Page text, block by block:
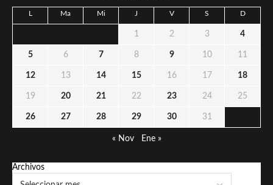
L Ma Mi J V S D
1 2 3 4
5 6 7 8 9 10 11
12 13 14 15 16 17 18
19 20 21 22 23 24 25
26 27 28 29 30 31
« Nov Ene »
Archivos